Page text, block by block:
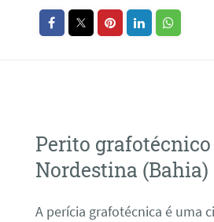
Perito
Nordestina (Bahia)
A perícia grafotécnica é uma